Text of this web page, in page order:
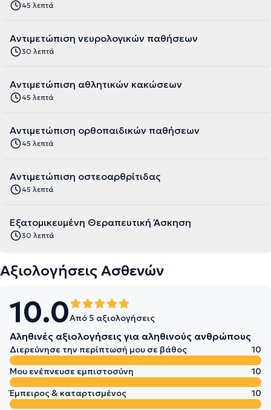
45 λεπτά
Αντιμετώπιση νευρολογικών παθήσεων
30 λεπτά
Αντιμετώπιση αθλητικών κακώσεων
45 λεπτά
Αντιμετώπιση ορθοπαιδικών παθήσεων
45 λεπτά
Αντιμετώπιση οστεοαρθρίτιδας
45 λεπτά
Εξατομικευμένη Θεραπευτική Άσκηση
30 λεπτά
Αξιολογήσεις Ασθενών
10.0Από 5 αξιολογήσεις
Αληθινές αξιολογήσεις για αληθινούς ανθρώπους
Διερεύνησε την περίπτωσή μου σε βάθος
10
Μου ενέπνευσε εμπιστοσύνη
10
Έμπειρος & καταρτισμένος
10